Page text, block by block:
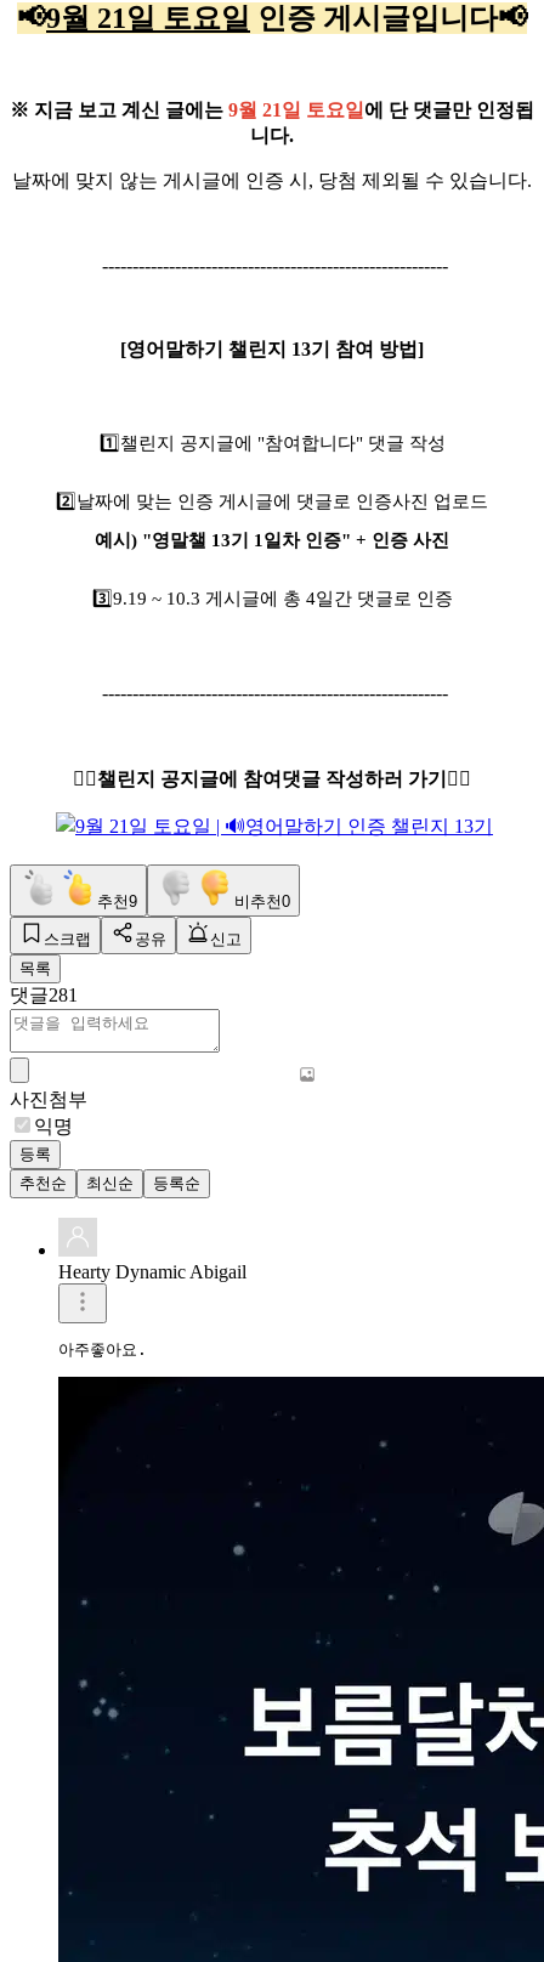
📢9월 21일 토요일 인증 게시글입니다📢
※ 지금 보고 계신 글에는 9월 21일 토요일 에 단 댓글만 인정됩
니다.
날짜에 맞지 않는 게시글에 인증 시, 당첨 제외될 수 있습니다.
---------------------------------------------------------
[영어말하기 챌린지 13기 참여 방법]
1️⃣ 챌린지 공지글에 "참여합니다" 댓글 작성
2️⃣ 날짜에 맞는 인증 게시글에 댓글로 인증사진 업로드
예시) "영말챌 13기 1일차 인증" + 인증 사진
3️⃣9.19 ~ 10.3 게시글에 총 4일간 댓글로 인증
---------------------------------------------------------
👇🏻챌린지 공지글에 참여댓글 작성하러 가기👇🏻
추천9 비추천0
스크랩 공유
신고
목록
댓글281
사진첨부
익명
등록
추천순
최신순 등록순
Hearty Dynamic Abigail
아주좋아요.